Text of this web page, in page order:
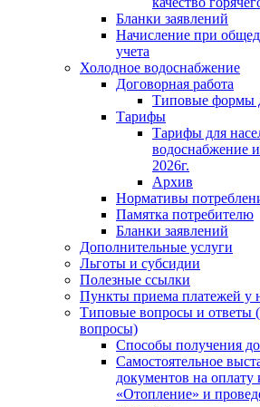
Бланки заявлений
Начисление при
учета
Холодное водоснабжение
Договорная работа
Типовые формы
Тарифы
Тарифы для
водоснабжение
2026г.
Архив
Нормативы
Памятка потребителю
Бланки заявлений
Дополнительные услуги
Льготы и субсидии
Полезные ссылки
Пункты приема платежей у
Типовые вопросы и ответы
вопросы)
Способы получения
Самостоятельное
документов на
«Отопление» и